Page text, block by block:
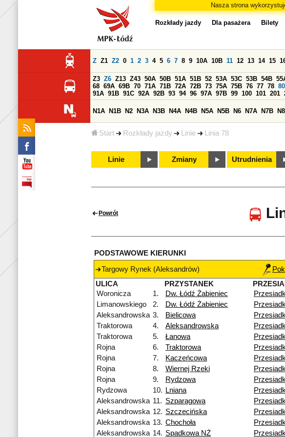
Nasza strona
Start Rozkłady jazdy Linie Linia 78
Rozkłady jazdy Dla pasażera Bilety
Z Z1 Z2 0 1 2 3 4 5 6 7 8 9 10A 10B 11 12 13 14 15
Z3 Z6 Z13 Z43 50A 50B 51A 51B 52 53A 53C 53B 54B
68 69A 69B 70 71A 71B 72A 72B 73 75A 75B 76 77 78
91A 91B 91C 92A 92B 93 94 96 97A 97B 99 100 101 201
N1A N1B N2 N3A N3B N4A N4B N5A N5B N6 N7A N7B N8
Linie Zmiany Utrudnienia
Powrót
PODSTAWOWE KIERUNKI
Targowy Rynek (Aleksandrów)
ULICA
PRZYSTANEK
Woronicza
1. Dw. Łódź Żabieniec
Limanowskiego
2. Dw. Łódź Żabieniec
Aleksandrowska 3. Bielicowa
Traktorowa
4. Aleksandrowska
Traktorowa
5. Łanowa
Rojna
6. Traktorowa
Rojna
7. Kaczeńcowa
Rojna
8. Wiernej Rzeki
Rojna
9. Rydzowa
Rydzowa
10. Lniana
Aleksandrowska 11. Szparagowa
Aleksandrowska 12. Szczecińska
Aleksandrowska 13. Chochoła
Aleksandrowska 14. Spadkowa NŻ